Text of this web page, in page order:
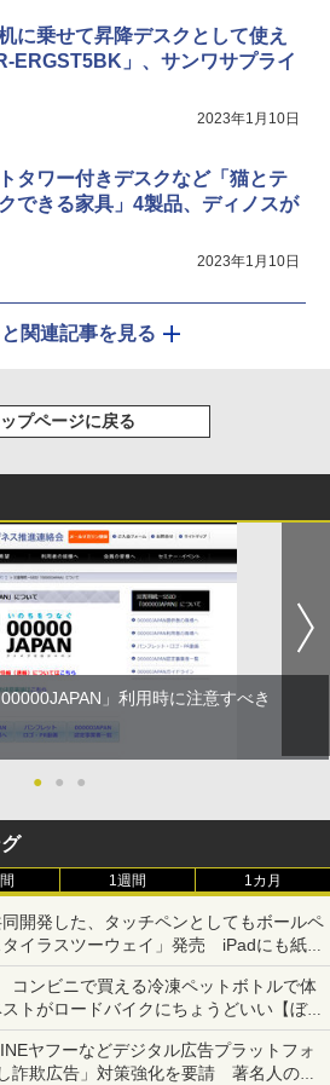
に乗せて昇降デスクとして使え
ERGST5BK」、サンワサプライ
2023年1月10日
タワー付きデスクなど「猫とテ
できる家具」4製品、ディノスが
2023年1月10日
と関連記事を見る
ップページに戻る
」利用時に注意すべき
● ● ●
1週間 1カ月
開発した、タッチペンとしてもボールペ
イラスツーウェイ」発売 iPadにも紙に
める
ンビニで買える冷凍ペットボトルで体
トがロードバイクにちょうどいい【ぼっ
】【空いた時間でなにしてる？】
ヤフーなどデジタル広告プラットフォ
詐欺広告」対策強化を要請 著名人の写